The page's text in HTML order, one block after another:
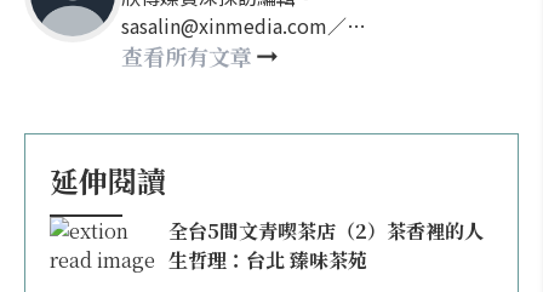
sasalin@xinmedia.com／
happy21917@gmail.com
查看所有文章
延伸閱讀
全台5間文青喫茶店（2）茶香裡的人
生哲理：台北 臻味茶苑